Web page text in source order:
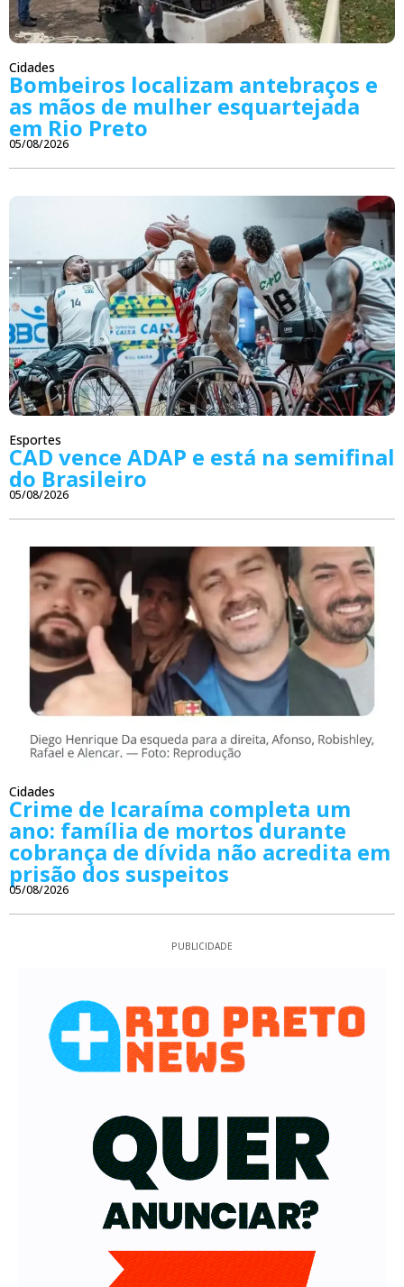
Cidades
Bombeiros localizam antebraços e
as mãos de mulher esquartejada
em Rio Preto
05/08/2026
Esportes
CAD vence ADAP e está na semifinal
do Brasileiro
05/08/2026
Cidades
Crime de Icaraíma completa um
ano: família de mortos durante
cobrança de dívida não acredita em
prisão dos suspeitos
05/08/2026
PUBLICIDADE